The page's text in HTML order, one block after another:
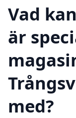
Vad
är
med?